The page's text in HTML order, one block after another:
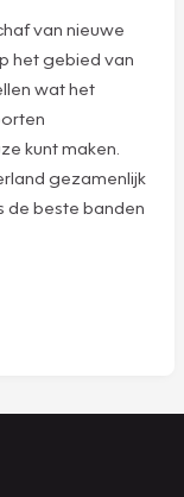
van nieuwe
het gebied van
wat het
kunt maken.
gezamenlijk
de beste banden